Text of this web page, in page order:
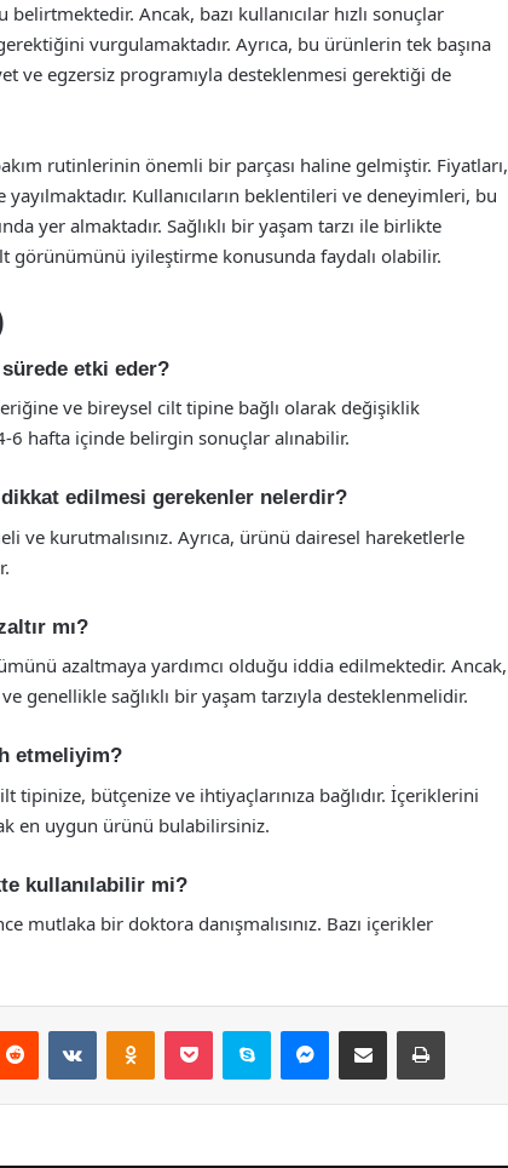
Ancak, bazı kullanıcılar hızlı sonuçlar
vurgulamaktadır. Ayrıca, bu ürünlerin tek başına
ve egzersiz programıyla desteklenmesi gerektiği de
rutinlerinin önemli bir parçası haline gelmiştir. Fiyatları,
Kullanıcıların beklentileri ve deneyimleri, bu
yer almaktadır. Sağlıklı bir yaşam tarzı ile birlikte
görünümünü iyileştirme konusunda faydalı olabilir.
sürede etki eder?
ve bireysel cilt tipine bağlı olarak değişiklik
hafta içinde belirgin sonuçlar alınabilir.
dikkat edilmesi gerekenler nelerdir?
ve kurutmalısınız. Ayrıca, ürünü dairesel hareketlerle
mı?
azaltmaya yardımcı olduğu iddia edilmektedir. Ancak,
genellikle sağlıklı bir yaşam tarzıyla desteklenmelidir.
etmeliyim?
tipinize, bütçenize ve ihtiyaçlarınıza bağlıdır. İçeriklerini
en uygun ürünü bulabilirsiniz.
kullanılabilir mi?
mutlaka bir doktora danışmalısınız. Bazı içerikler
Reddit VKontakteOdnoklassniki
Pocket Skype Messenger
E-Posta ile paylaş Yazdır